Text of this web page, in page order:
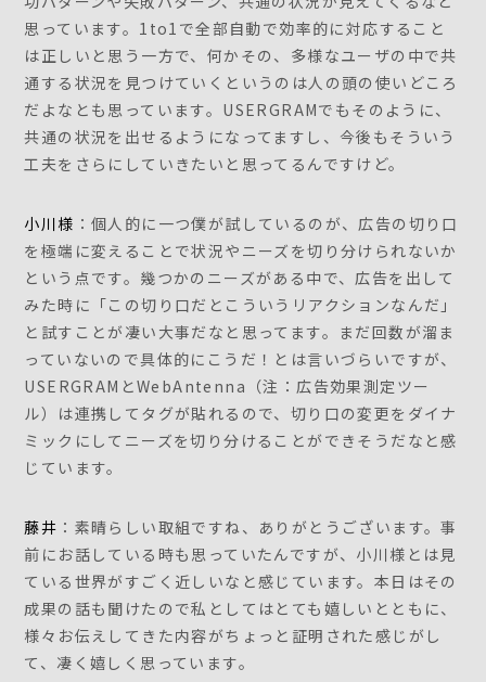
思っています。1to1で全部自動で効率的に対応すること
は正しいと思う一方で、何かその、多様なユーザの中で共
通する状況を見つけていくというのは人の頭の使いどころ
だよなとも思っています。USERGRAMでもそのように、
共通の状況を出せるようになってますし、今後もそういう
工夫をさらにしていきたいと思ってるんですけど。
小川様 ：個人的に一つ僕が試しているのが、広告の切り口
を極端に変えることで状況やニーズを切り分けられないか
という点です。幾つかのニーズがある中で、広告を出して
みた時に「この切り口だとこういうリアクションなんだ」
と試すことが凄い大事だなと思ってます。まだ回数が溜ま
っていないので具体的にこうだ！とは言いづらいですが、
USERGRAMとWebAntenna（注：広告効果測定ツー
ル）は連携してタグが貼れるので、切り口の変更をダイナ
ミックにしてニーズを切り分けることができそうだなと感
じています。
藤井 ：素晴らしい取組ですね、ありがとうございます。事
前にお話している時も思っていたんですが、小川様とは見
ている世界がすごく近しいなと感じています。本日はその
成果の話も聞けたので私としてはとても嬉しいとともに、
様々お伝えしてきた内容がちょっと証明された感じがし
て、凄く嬉しく思っています。